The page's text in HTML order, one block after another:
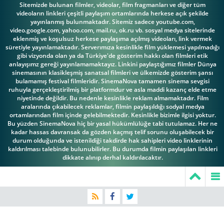
Sitemizde bulunan filmler, videolar, film fragmanları ve diğer tüm
videoların linkleri çeşitli paylaşım ortamlarında herkese açık şekilde
yayınlanmış bulunmaktadır. Sitemiz sadece youtube.com,
video.google.com, yahoo.com, mail.ru, ok.ru vb. sosyal medya sitelerinde
eklenmiş ve koşulsuz herkese paylaşıma açılmış videoları, link vermek
süretiyle yayınlamaktadır. Serverımıza kesinlikle film yüklemesi yapılmadığı
gibi vizyonda olan ya da Türkiye'de gösterim hakkı olan filmleri etik
anlayışımz gereği yayınlamamaktayız. Linkini paylaştığımız filmler Dünya
sinemasının klasikleşmiş sanatsal filmleri ve ülkemizde gösterim şansı
bulamamış festival filmleridir. SinemaNova tamamen sinema sevgisi
ruhuyla gerçekleştirilmiş bir platformdur ve asla maddi kazanç elde etme
niyetinde değildir. Bu nedenle kesinlikle reklam almamaktadır. Film
aralarında çıkabilecek reklamlar, filmin paylaşıldığı sodyal medya
ortamlarından film içinde gelebilmektedir. Kesinlikle bizimle ilgisi yoktur.
Bu yüzden SinemaNova hiç bir yasal hükümlülüğe tabi tutulamaz. Her ne
kadar hassas davransak da gözden kaçmış telif sorunu oluşabilecek bir
durum olduğunda ve istenildiği takdirde hak sahipleri video linklerinin
kaldırılması talebinde bulunubilirler. Bu durumda filmin paylaşılan linkleri
dikkate alınıp derhal kaldırılacaktır.